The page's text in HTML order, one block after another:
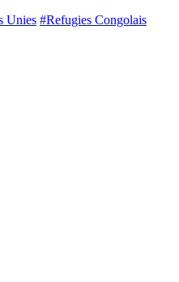
Unies #Refugies Congolais